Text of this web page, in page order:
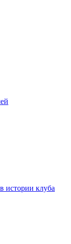
истории клуба